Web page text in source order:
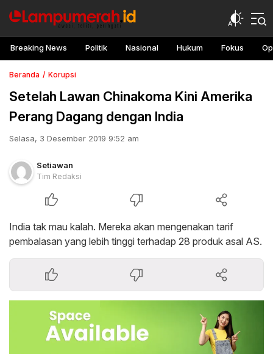
Breaking News Politik Nasional Hukum Fokus
Beranda Korupsi
Setelah Lawan Chinakoma Kini Amerika
Perang Dagang dengan India
Selasa, 3 Desember 2019 9:52 am
Setiawan
Tim Redaksi
India tak mau kalah. Mereka akan mengenakan tarif
pembalasan yang lebih tinggi terhadap 28 produk asal AS.